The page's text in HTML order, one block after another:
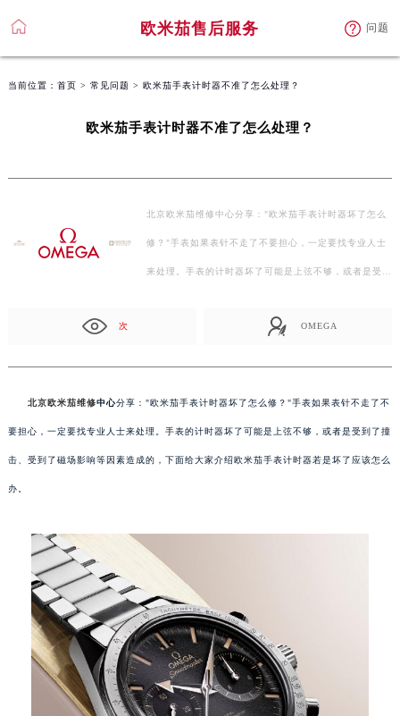
欧米茄售后服务 问题
当前位置： 首页 > 常见问题 > 欧米茄手表计时器不准了怎么处理？
欧米茄手表计时器不准了怎么处理？
北京欧米茄维修中心分享："欧米茄手表计时器坏了怎么
修？"手表如果表针不走了不要担心，一定要找专业人士
来处理。手表的计时器坏了可能是上弦不够，或者是受
次 OMEGA
北京欧米茄维修中心分享："欧米茄手表计时器坏了怎么修？"手表如果表针不走了不
要担心，一定要找专业人士来处理。手表的计时器坏了可能是上弦不够，或者是受到了撞
击、受到了磁场影响等因素造成的，下面给大家介绍欧米茄手表计时器若是坏了应该怎么
办。